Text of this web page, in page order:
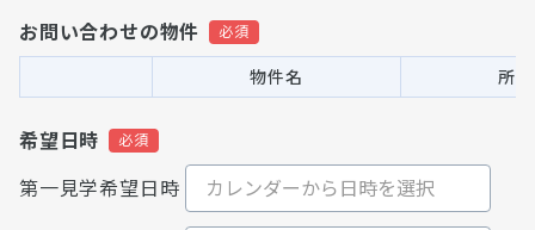
お問い合わせの物件
物件名 所
希望日時
第一見学希望日時